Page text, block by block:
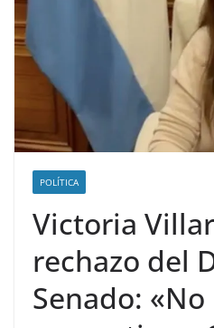
POLÍTICA
Victoria
rechazo del
Senado: